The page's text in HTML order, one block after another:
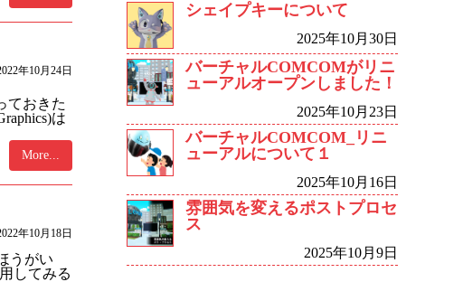
年10月24日
ておきた
は
More...
年10月18日
うがい
してみる
シェイプキーについて
2025年10月30日
バーチャルCOMCOMがリニ
ューアルオープンしました！
2025年10月23日
バーチャルCOMCOM_リニ
ューアルについて１
2025年10月16日
雰囲気を変えるポストプロセ
ス
2025年10月9日